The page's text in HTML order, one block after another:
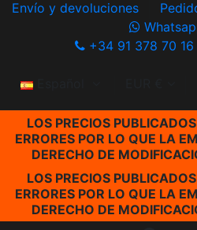
Envío y devoluciones
+34 91 378 70 16
Español
LOS PRECIOS
ERRORES POR LO QUE LA
DERECHO DE
LOS PRECIOS
ERRORES POR LO QUE LA
DERECHO DE